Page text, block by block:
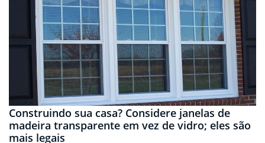
Construindo sua casa? Considere janelas de
madeira transparente em vez de vidro; eles são
mais legais